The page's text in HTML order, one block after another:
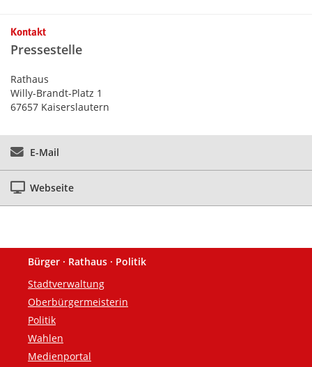
Kontakt
Pressestelle
Rathaus
Willy-Brandt-Platz 1
67657 Kaiserslautern
E-Mail
Webseite
Fußzeile
Bürger · Rathaus · Politik
Stadtverwaltung
Oberbürgermeisterin
Politik
Wahlen
Medienportal